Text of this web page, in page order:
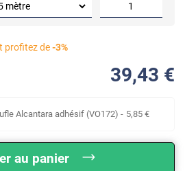
profitez de-3%
39,43 €
Alcantara adhésif (VO172) - 5,85 €
au panier